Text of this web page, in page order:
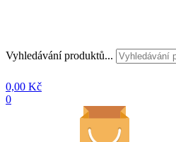
Vyhledávání produktů...
0,00 Kč
0